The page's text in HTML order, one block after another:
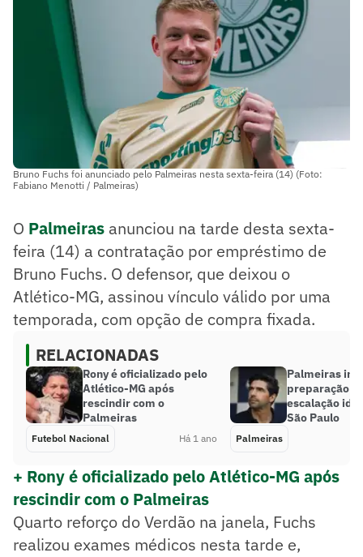
Bruno Fuchs foi anunciado pelo Palmeiras nesta sexta-feira (14) (Foto:
Fabiano Menotti / Palmeiras)
O Palmeiras anunciou na tarde desta sexta-
feira (14) a contratação por empréstimo de
Bruno Fuchs. O defensor, que deixou o
Atlético-MG, assinou vínculo válido por uma
temporada, com opção de compra fixada.
RELACIONADAS
Rony é oficializado pelo
Atlético-MG após
rescindir com o
Palmeiras
Futebol Nacional Há 1 ano
Palmeiras
preparação e
escalação
São Paulo
Palmeiras
+ Rony é oficializado pelo Atlético-MG após
rescindir com o Palmeiras
Quarto reforço do Verdão na janela, Fuchs
realizou exames médicos nesta tarde e,